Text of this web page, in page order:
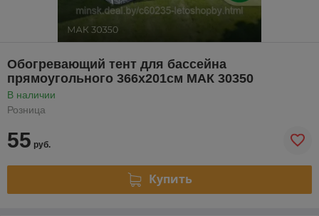
Обогревающий тент для бассейна
прямоугольного 366x201см МАК 30350
В наличии
Розница
55 руб.
Купить